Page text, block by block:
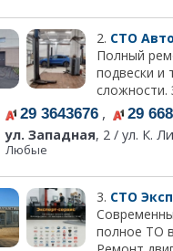
2. СТО
Полный
подвески и
сложности.
29 3643676 , 29
ул. Западная, 2 / ул. К.
Любые
3. СТО
полное ТО